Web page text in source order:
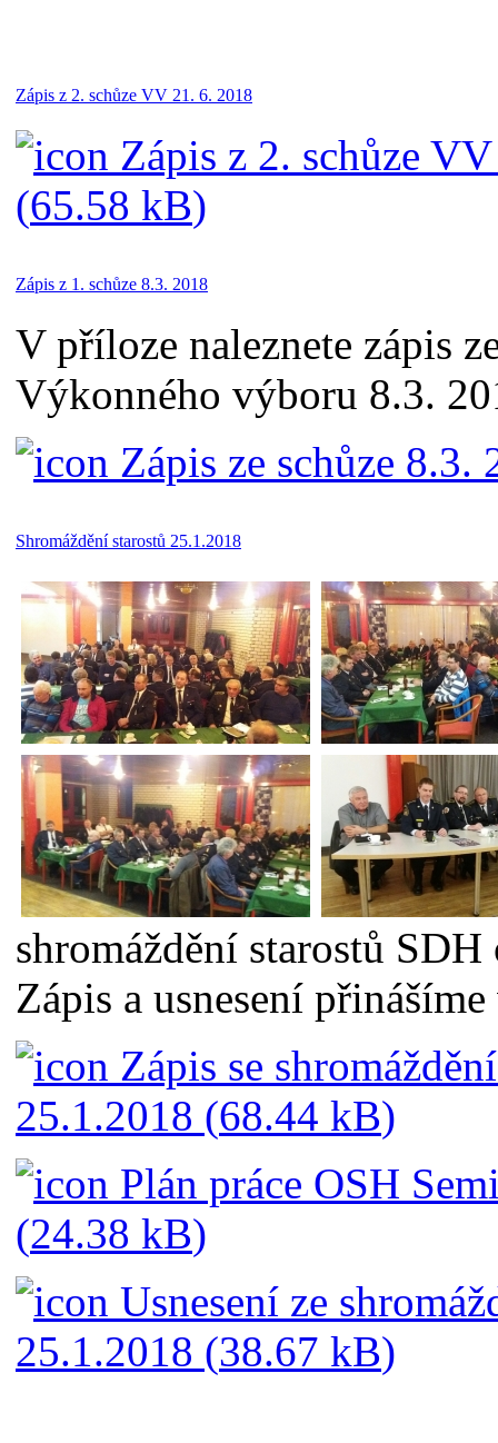
Zápis z 2. schůze VV 21. 6. 2018
Zápis z 2. schůze
(65.58 kB)
Zápis z 1. schůze 8.3. 2018
V příloze naleznete zápis
Výkonného výboru 8.3.
Zápis ze schůze 8.3.
Shromáždění starostů 25.1.2018
shromáždění starostů
Zápis a usnesení
Zápis se
25.1.2018 (68.44 kB)
Plán práce OSH
(24.38 kB)
Usnesení ze
25.1.2018 (38.67 kB)